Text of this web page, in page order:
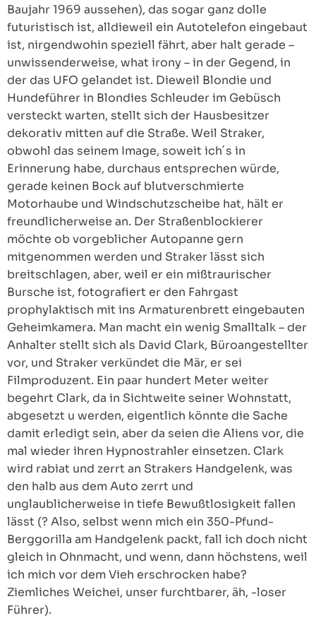
Baujahr 1969 aussehen), das sogar ganz dolle
futuristisch ist, alldieweil ein Autotelefon eingebaut
ist, nirgendwohin speziell fährt, aber halt gerade –
unwissenderweise, what irony – in der Gegend, in
der das UFO gelandet ist. Dieweil Blondie und
Hundeführer in Blondies Schleuder im Gebüsch
versteckt warten, stellt sich der Hausbesitzer
dekorativ mitten auf die Straße. Weil Straker,
obwohl das seinem Image, soweit ich´s in
Erinnerung habe, durchaus entsprechen würde,
gerade keinen Bock auf blutverschmierte
Motorhaube und Windschutzscheibe hat, hält er
freundlicherweise an. Der Straßenblockierer
möchte ob vorgeblicher Autopanne gern
mitgenommen werden und Straker lässt sich
breitschlagen, aber, weil er ein mißtraurischer
Bursche ist, fotografiert er den Fahrgast
prophylaktisch mit ins Armaturenbrett eingebauten
Geheimkamera. Man macht ein wenig Smalltalk – der
Anhalter stellt sich als David Clark, Büroangestellter
vor, und Straker verkündet die Mär, er sei
Filmproduzent. Ein paar hundert Meter weiter
begehrt Clark, da in Sichtweite seiner Wohnstatt,
abgesetzt u werden, eigentlich könnte die Sache
damit erledigt sein, aber da seien die Aliens vor, die
mal wieder ihren Hypnostrahler einsetzen. Clark
wird rabiat und zerrt an Strakers Handgelenk, was
den halb aus dem Auto zerrt und
unglaublicherweise in tiefe Bewußtlosigkeit fallen
lässt (? Also, selbst wenn mich ein 350-Pfund-
Berggorilla am Handgelenk packt, fall ich doch nicht
gleich in Ohnmacht, und wenn, dann höchstens, weil
ich mich vor dem Vieh erschrocken habe?
Ziemliches Weichei, unser furchtbarer, äh, -loser
Führer).